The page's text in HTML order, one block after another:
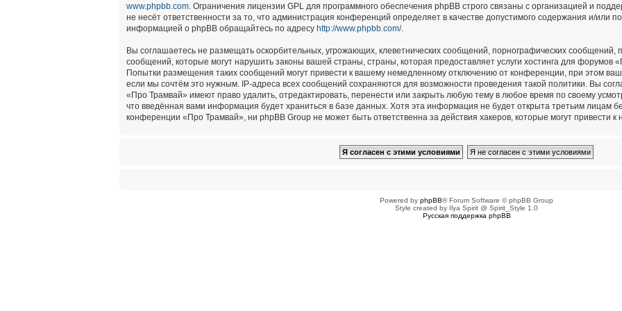
www.phpbb.com. Ограничения лицензии GPL для программного обеспечения phpBB строго связаны с организацией и
не несёт ответственности за то, что администрация конференций определяет в качестве допустимого содержания и/или
информацией о phpBB обращайтесь по адресу http://www.phpbb.com/.
Вы соглашаетесь не размещать оскорбительных, угрожающих, клеветнических сообщений, порнографических сообщений,
сообщений, которые могут нарушить законы вашей страны, страны, которая предоставляет услуги хостинга для
Попытки размещения таких сообщений могут привести к вашему немедленному отключению от конференции, при этом ваш
если мы сочтём это нужным. IP-адреса всех сообщений сохраняются для возможности проведения такой политики. Вы
«Про Трамвай» имеют право удалить, отредактировать, перенести или закрыть любую тему в любое время по своему
что введённая вами информация будет храниться в базе данных. Хотя эта информация не будет открыта третьим лицам
конференции «Про Трамвай», ни phpBB Group не может быть ответственна за действия хакеров, которые могут привести к
Powered by phpBB® Forum Software © phpBB Group
Style created by Ilya Spirit @ Spirit_Style 1.0
Русская поддержка phpBB